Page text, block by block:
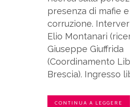
presenza di mafie e
corruzione.
Elio Montanari
Giuseppe Giuffrida
(Coordinamento
Brescia). Ingresso
CONTINUA A LEGGERE